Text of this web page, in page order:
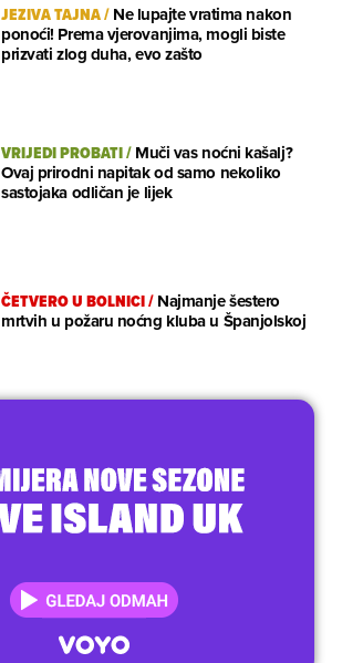
JEZIVA TAJNA/Ne lupajte vratima nakon
ponoći! Prema vjerovanjima, mogli biste
prizvati zlog duha, evo zašto
VRIJEDI PROBATI/Muči vas noćni kašalj?
Ovaj prirodni napitak od samo nekoliko
sastojaka odličan je lijek
ČETVERO U BOLNICI/Najmanje šestero
mrtvih u požaru noćng kluba u Španjolskoj